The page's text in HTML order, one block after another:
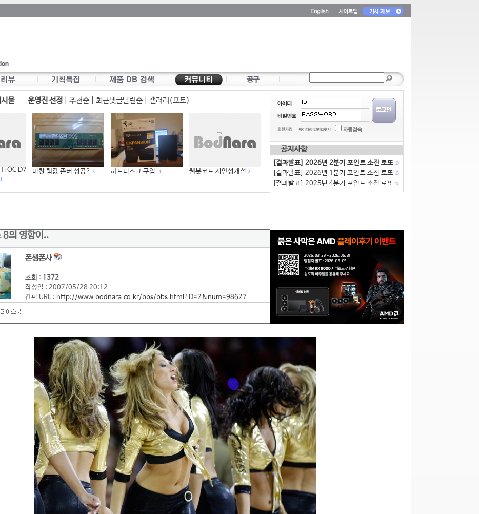
물 운영진 선정 추천순| 최근댓글달린순| 갤러리(포토)
OC D7
1
미친 램값 존버 성공? 3 하드디스크 구입. 1 웹봇코드 시안성개선 2
공지사항
[결과발표] 2026년 2분기 포인트 소진 로또 13
[결과발표] 2026년 1분기 포인트 소진 로또 15
[결과발표] 2025년 4분기 포인트 소진 로또 17
8의 영향이..
폰생폰사
조회 : 1372
작성일 : 2007/05/28 20:12
간편 URL : http://www.bodnara.co.kr/bbs/bbs.html?D=2&num=98627